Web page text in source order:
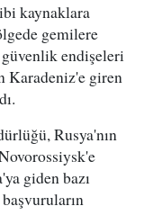
kaynaklara
gemilere
güvenlik endişeleri
Karadeniz'e giren
Rusya'nın
giden bazı